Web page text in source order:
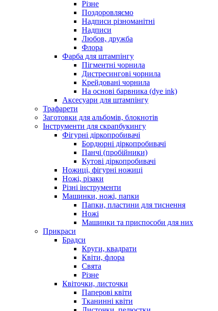
Різне
Поздоровляємо
Надписи різноманітні
Надписи
Любов, дружба
Флора
Фарба для штампінгу
Пігментні чорнила
Дистресингові чорнила
Крейдовані чорнила
На основі барвника (dye ink)
Аксесуари для штампінгу
Трафарети
Заготовки для альбомів, блокнотів
Інструменти для скрапбукингу
Фігурні діркопробивачі
Бордюрні діркопробивачі
Панчі (пробійники)
Кутові діркопробивачі
Ножиці, фігурні ножиці
Ножі, різаки
Різні інструменти
Машинки, ножі, папки
Папки, пластини для тиснення
Ножі
Машинки та приспособи для них
Прикраси
Брадси
Круги, квадрати
Квіти, флора
Свята
Різне
Квіточки, листочки
Паперові квіти
Тканинні квіти